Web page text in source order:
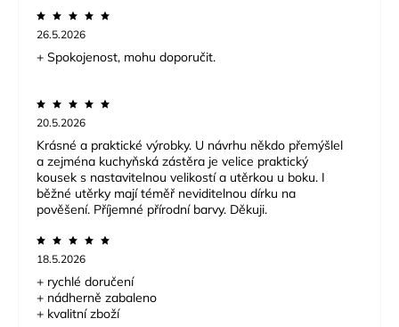
26.5.2026
+ Spokojenost, mohu doporučit.
20.5.2026
Krásné a praktické výrobky. U návrhu někdo přemýšlel
a zejména kuchyňská zástěra je velice praktický
kousek s nastavitelnou velikostí a utěrkou u boku. I
běžné utěrky mají téměř neviditelnou dírku na
pověšení. Příjemné přírodní barvy. Děkuji.
18.5.2026
+ rychlé doručení
+ nádherně zabaleno
+ kvalitní zboží